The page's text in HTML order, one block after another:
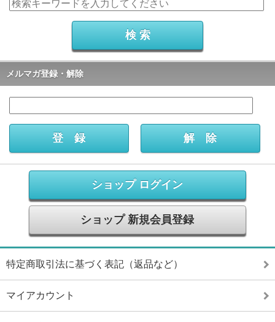
メルマガ登録・解除
ショップ ログイン
ショップ 新規会員登録
特定商取引法に基づく表記（返品など）
マイアカウント